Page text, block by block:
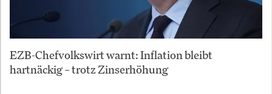
EZB-Chefvolkswirt warnt: Inflation bleibt
hartnäckig – trotz Zinserhöhung